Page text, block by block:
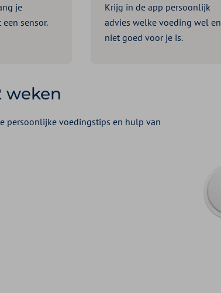
je
sensor.
Krijg in de app persoonlijk
advies welke voeding wel en
niet goed voor je is.
weken
persoonlijke voedingstips en hulp van